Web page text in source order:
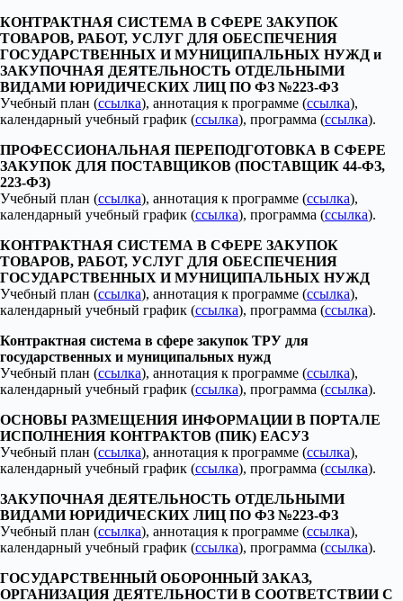
КОНТРАКТНАЯ СИСТЕМА В СФЕРЕ ЗАКУПОК
ТОВАРОВ, РАБОТ, УСЛУГ ДЛЯ ОБЕСПЕЧЕНИЯ
ГОСУДАРСТВЕННЫХ И МУНИЦИПАЛЬНЫХ НУЖД и
ЗАКУПОЧНАЯ ДЕЯТЕЛЬНОСТЬ ОТДЕЛЬНЫМИ
ВИДАМИ ЮРИДИЧЕСКИХ ЛИЦ ПО ФЗ №223-ФЗ
Учебный план (ссылка), аннотация к программе (ссылка),
календарный учебный график (ссылка), программа (ссылка).
ПРОФЕССИОНАЛЬНАЯ ПЕРЕПОДГОТОВКА В СФЕРЕ
ЗАКУПОК ДЛЯ ПОСТАВЩИКОВ (ПОСТАВЩИК 44-ФЗ,
223-ФЗ)
Учебный план (ссылка), аннотация к программе (ссылка),
календарный учебный график (ссылка), программа (ссылка).
КОНТРАКТНАЯ СИСТЕМА В СФЕРЕ ЗАКУПОК
ТОВАРОВ, РАБОТ, УСЛУГ ДЛЯ ОБЕСПЕЧЕНИЯ
ГОСУДАРСТВЕННЫХ И МУНИЦИПАЛЬНЫХ НУЖД
Учебный план (ссылка), аннотация к программе (ссылка),
календарный учебный график (ссылка), программа (ссылка).
Контрактная система в сфере закупок ТРУ для
государственных и муниципальных нужд
Учебный план (ссылка), аннотация к программе (ссылка),
календарный учебный график (ссылка), программа (ссылка).
ОСНОВЫ РАЗМЕЩЕНИЯ ИНФОРМАЦИИ В ПОРТАЛЕ
ИСПОЛНЕНИЯ КОНТРАКТОВ (ПИК) ЕАСУЗ
Учебный план (ссылка), аннотация к программе (ссылка),
календарный учебный график (ссылка), программа (ссылка).
ЗАКУПОЧНАЯ ДЕЯТЕЛЬНОСТЬ ОТДЕЛЬНЫМИ
ВИДАМИ ЮРИДИЧЕСКИХ ЛИЦ ПО ФЗ №223-ФЗ
Учебный план (ссылка), аннотация к программе (ссылка),
календарный учебный график (ссылка), программа (ссылка).
ГОСУДАРСТВЕННЫЙ ОБОРОННЫЙ ЗАКАЗ,
ОРГАНИЗАЦИЯ ДЕЯТЕЛЬНОСТИ В СООТВЕТСТВИИ С